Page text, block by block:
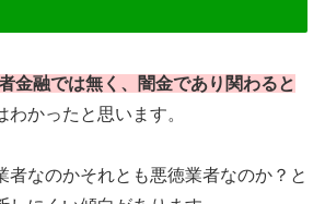
金融では無く、闇金であり関わると
わかったと思います。
者なのかそれとも悪徳業者なのか？と